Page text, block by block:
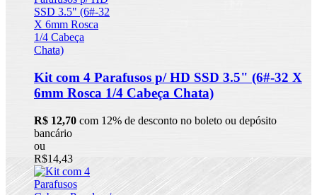
Kit com 4 Parafusos p/ HD SSD 3.5" (6#-32 X
6mm Rosca 1/4 Cabeça Chata)
R$ 12,70 com 12% de desconto no boleto ou depósito
bancário
ou
R$14,43